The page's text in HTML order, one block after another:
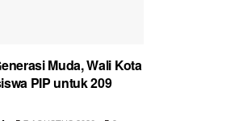
Muda, Wali Kota
PIP untuk 209